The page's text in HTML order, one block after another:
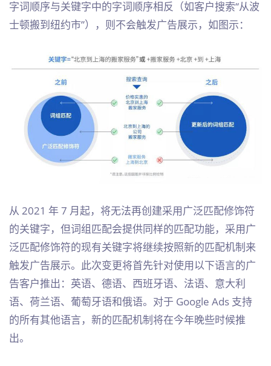
字词顺序与关键字中的字词顺序相反（如客户搜索“从波
士顿搬到纽约市”），则不会触发广告展示，如图示：
从 2021 年 7 月起，将无法再创建采用广泛匹配修饰符
的关键字，但词组匹配会提供同样的匹配功能，采用广
泛匹配修饰符的现有关键字将继续按照新的匹配机制来
触发广告展示。此次变更将首先针对使用以下语言的广
告客户推出：英语、德语、西班牙语、法语、意大利
语、荷兰语、葡萄牙语和俄语。对于 Google Ads 支持
的所有其他语言，新的匹配机制将在今年晚些时候推
出。